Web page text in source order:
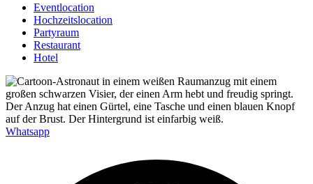
Eventlocation
Hochzeitslocation
Partyraum
Restaurant
Hotel
Whatsapp